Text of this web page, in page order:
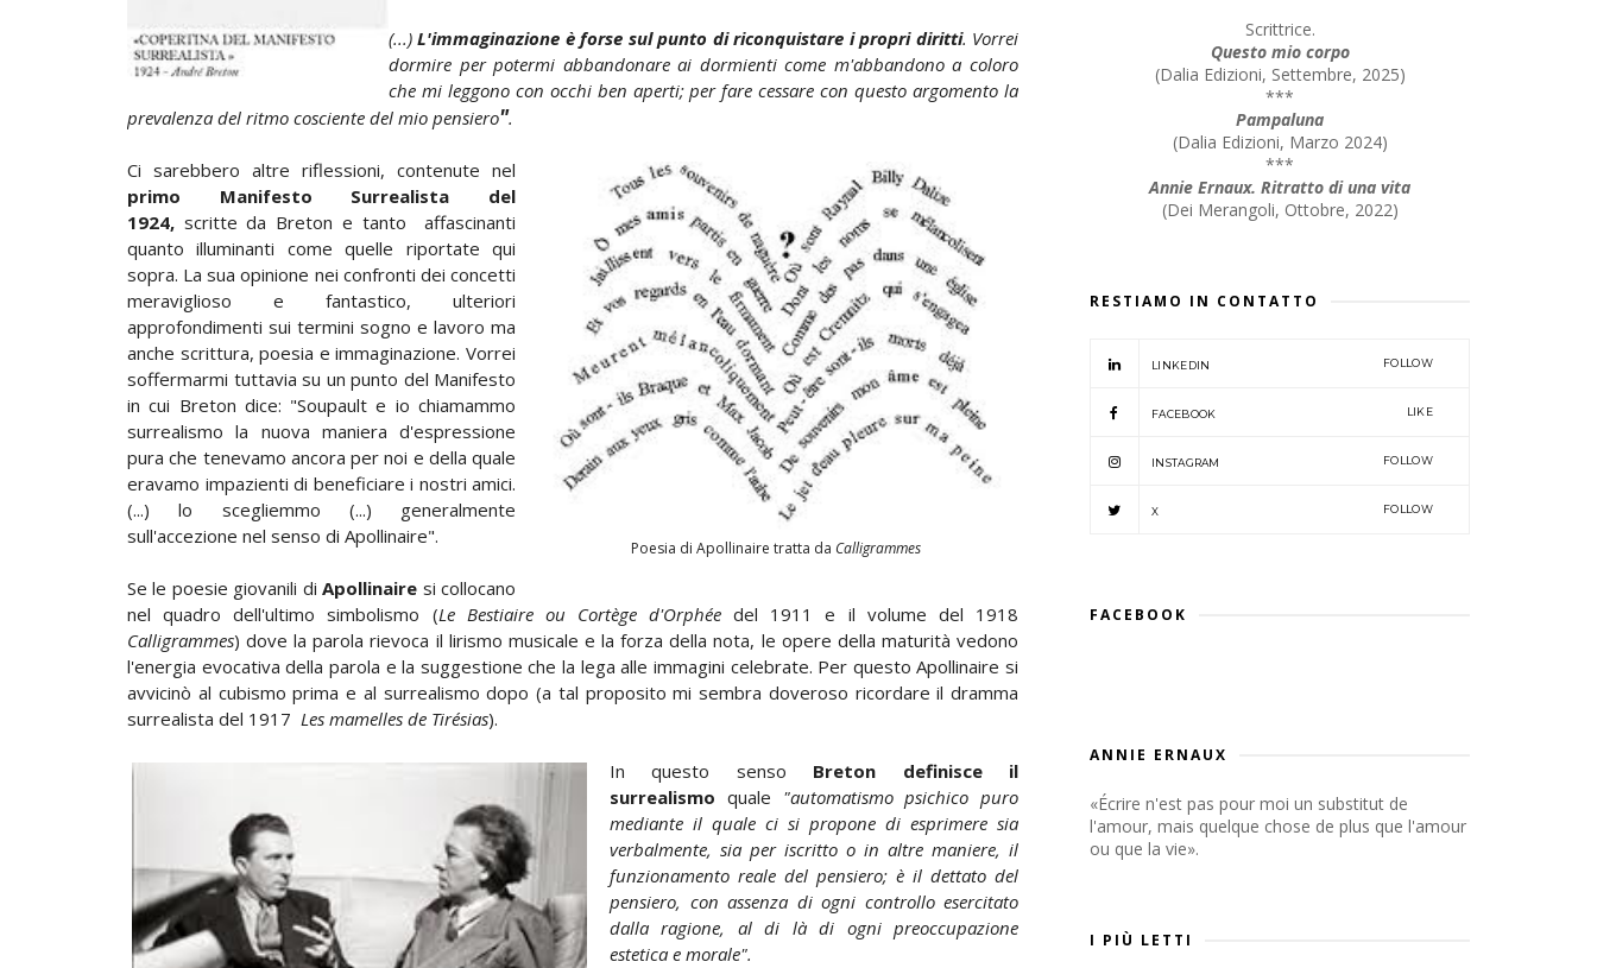
(...)L'immaginazione è forse sul punto di riconquistare i propri diritti. Vorrei
dormire per potermi abbandonare ai dormienti come m'abbandono a coloro
che mi leggono con occhi ben aperti; per fare cessare con questo argomento la
prevalenza del ritmo cosciente del mio pensiero".
Poesia di Apollinaire tratta da Calligrammes
Ci sarebbero altre riflessioni, contenute nel
primo Manifesto Surrealista del
1924, scritte da Breton e tanto affascinanti
quanto illuminanti come quelle riportate qui
sopra. La sua opinione nei confronti dei concetti
meraviglioso e fantastico, ulteriori
approfondimenti sui termini sogno e lavoro ma
anche scrittura, poesia e immaginazione. Vorrei
soffermarmi tuttavia su un punto del Manifesto
in cui Breton dice: "Soupault e io chiamammo
surrealismo la nuova maniera d'espressione
pura che tenevamo ancora per noi e della quale
eravamo impazienti di beneficiare i nostri amici.
(...) lo scegliemmo (...) generalmente
sull'accezione nel senso di Apollinaire".
Se le poesie giovanili diApollinaire si collocano
nel quadro dell'ultimo simbolismo (Le Bestiaire ou Cortège d'Orphée del 1911 e il volume del 1918
Calligrammes) dove la parola rievoca il lirismo musicale e la forza della nota, le opere della maturità vedono
l'energia evocativa della parola e la suggestione che la lega alle immagini celebrate. Per questo Apollinaire si
avvicinò al cubismo prima e al surrealismo dopo (a tal proposito mi sembra doveroso ricordare il dramma
surrealista del 1917 Les mamelles de Tirésias).
In questo senso Breton definisce il
surrealismo quale "automatismo psichico puro
mediante il quale ci si propone di esprimere sia
verbalmente, sia per iscritto o in altre maniere, il
funzionamento reale del pensiero; è il dettato del
pensiero, con assenza di ogni controllo esercitato
dalla ragione, al di là di ogni preoccupazione
estetica e morale".
Scrittrice.
Questo mio corpo
(Dalia Edizioni, Settembre, 2025)
***
Pampaluna
(Dalia Edizioni, Marzo 2024)
***
Annie Ernaux. Ritratto di una vita
(Dei Merangoli, Ottobre, 2022)
RESTIAMO IN CONTATTO
LINKEDIN FOLLOW
FACEBOOK LIKE
INSTAGRAM FOLLOW
X FOLLOW
FACEBOOK
ANNIE ERNAUX
«Écrire n'est pas pour moi un substitut de
l'amour, mais quelque chose de plus que l'amour
ou que la vie».
I PIÙ LETTI